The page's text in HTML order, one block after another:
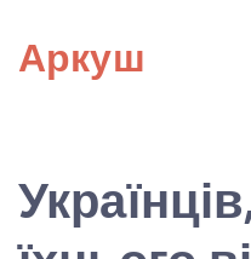
content
Аркуш